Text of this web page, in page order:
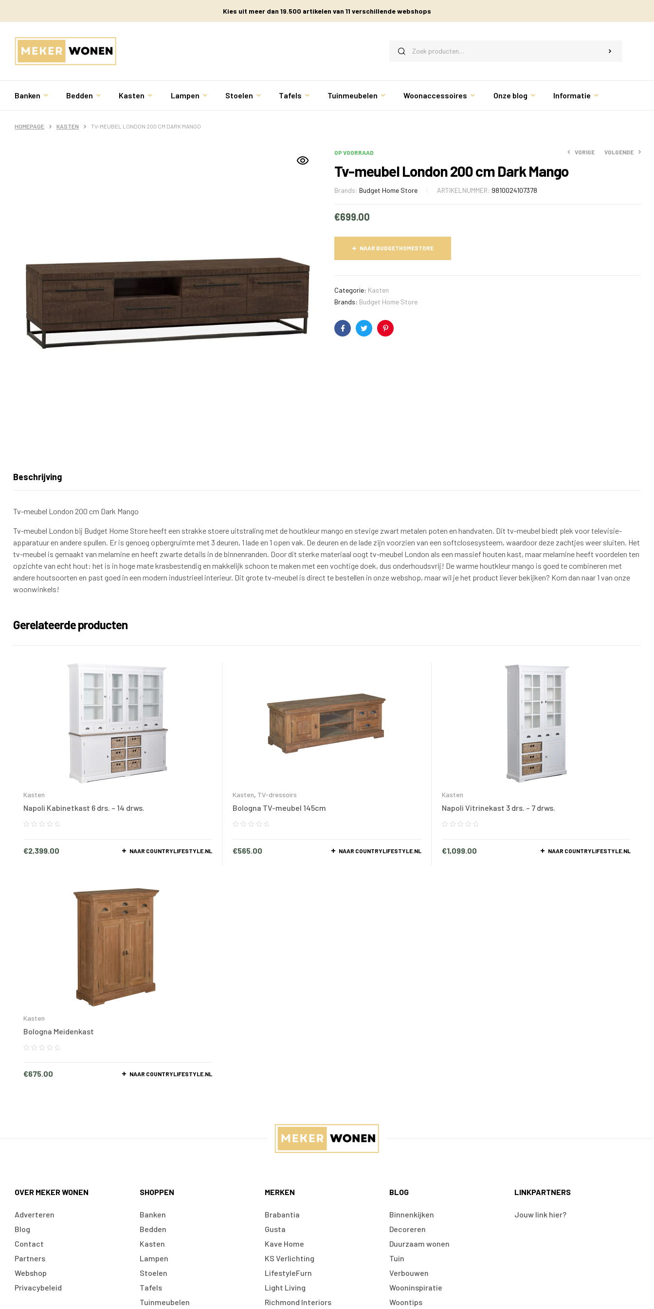
Kies uit meer dan 19.500 artikelen van 11 verschillende webshops
Banken Bedden Kasten Lampen Stoelen Tafels Tuinmeubelen Woonaccessoires Onze blog Informatie
HOMEPAGE KASTEN TV-MEUBEL LONDON 200 CM DARK MANGO
OP VOORRAAD VORIGE VOLGENDE
Tv-meubel London 200 cm Dark Mango
Brands: Budget Home Store ARTIKELNUMMER: 9810024107378
€699.00
NAAR BUDGETHOMESTORE
Categorie: Kasten
Brands: Budget Home Store
FacebookTwitterPinterest
Beschrijving
Tv-meubel London 200 cm Dark Mango
Tv-meubel London bij Budget Home Store heeft een strakke stoere uitstraling met de houtkleur mango en stevige zwart metalen poten en handvaten. Dit tv-meubel biedt plek voor televisie-
apparatuur en andere spullen. Er is genoeg opbergruimte met 3 deuren, 1 lade en 1 open vak. De deuren en de lade zijn voorzien van een softclosesysteem, waardoor deze zachtjes weer sluiten. Het
tv-meubel is gemaakt van melamine en heeft zwarte details in de binnenranden. Door dit sterke materiaal oogt tv-meubel London als een massief houten kast, maar melamine heeft voordelen ten
opzichte van echt hout: het is in hoge mate krasbestendig en makkelijk schoon te maken met een vochtige doek, dus onderhoudsvrij! De warme houtkleur mango is goed te combineren met
andere houtsoorten en past goed in een modern industrieel interieur. Dit grote tv-meubel is direct te bestellen in onze webshop, maar wil je het product liever bekijken? Kom dan naar 1 van onze
woonwinkels!
Gerelateerde producten
Kasten
Napoli Kabinetkast 6 drs. – 14 drws.
€2,399.00 NAAR COUNTRYLIFESTYLE.NL
Kasten, TV-dressoirs
Bologna TV-meubel 145cm
€565.00 NAAR COUNTRYLIFESTYLE.NL
Kasten
Napoli Vitrinekast 3 drs. – 7 drws.
€1,099.00 NAAR COUNTRYLIFESTYLE.NL
Kasten
Bologna Meidenkast
€675.00 NAAR COUNTRYLIFESTYLE.NL
OVER MEKER WONEN
Adverteren
Blog
Contact
Partners
Webshop
Privacybeleid
SHOPPEN
Banken
Bedden
Kasten
Lampen
Stoelen
Tafels
Tuinmeubelen
MERKEN
Brabantia
Gusta
Kave Home
KS Verlichting
LifestyleFurn
Light Living
Richmond Interiors
BLOG
Binnenkijken
Decoreren
Duurzaam wonen
Tuin
Verbouwen
Wooninspiratie
Woontips
LINKPARTNERS
Jouw link hier?